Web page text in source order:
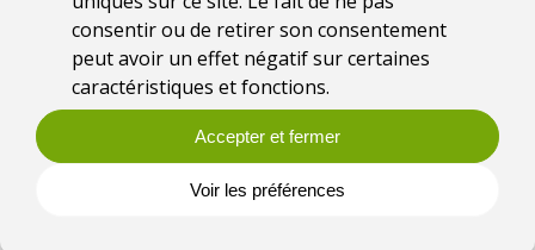
consentir ou de retirer son consentement
peut avoir un effet négatif sur certaines
caractéristiques et fonctions.
Accepter et fermer
Voir les préférences
Lieu
Blois (41)
Thématique
Autre